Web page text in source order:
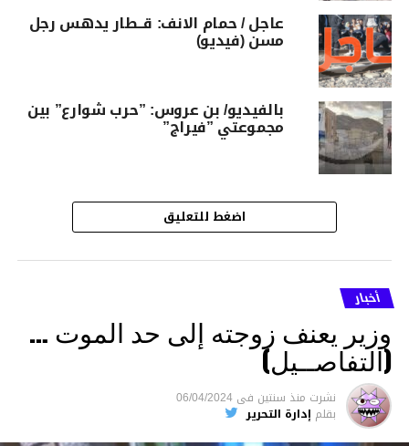
عاجل / حمام الانف: قــطار يدهس رجل
مسن (فيديو)
بالفيديو/ بن عروس: ”حرب شوارع” بين
مجموعتي ”فيراج”
اضغط للتعليق
أخبار
وزير يعنف زوجته إلى حد الموت …
(التفاصــيل)
نشرت منذ سنتين فى 06/04/2024
بقلم إدارة التحرير